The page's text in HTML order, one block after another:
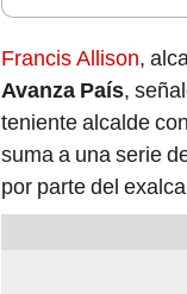
Francis Allison,
Avanza País,
teniente alcalde
suma a una serie
por parte del